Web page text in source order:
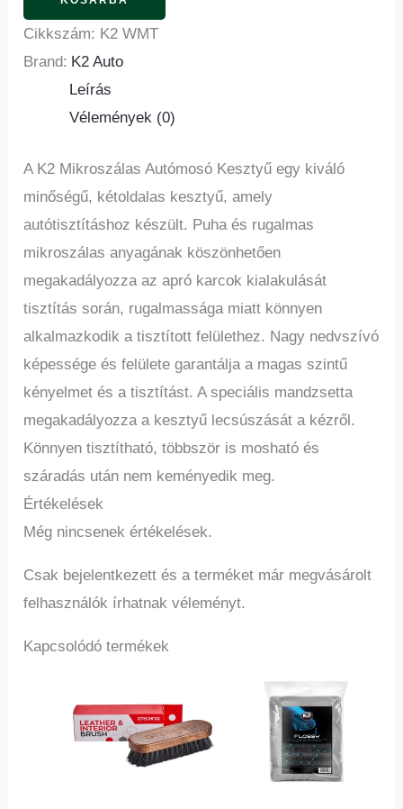
Cikkszám: K2 WMT
Brand: K2 Auto
Leírás
Vélemények (0)
A K2 Mikroszálas Autómosó Kesztyű egy kiváló
minőségű, kétoldalas kesztyű, amely
autótisztításhoz készült. Puha és rugalmas
mikroszálas anyagának köszönhetően
megakadályozza az apró karcok kialakulását
tisztítás során, rugalmassága miatt könnyen
alkalmazkodik a tisztított felülethez. Nagy nedvszívó
képessége és felülete garantálja a magas szintű
kényelmet és a tisztítást. A speciális mandzsetta
megakadályozza a kesztyű lecsúszását a kézről.
Könnyen tisztítható, többször is mosható és
száradás után nem keményedik meg.
Értékelések
Még nincsenek értékelések.
Csak bejelentkezett és a terméket már megvásárolt
felhasználók írhatnak véleményt.
Kapcsolódó termékek